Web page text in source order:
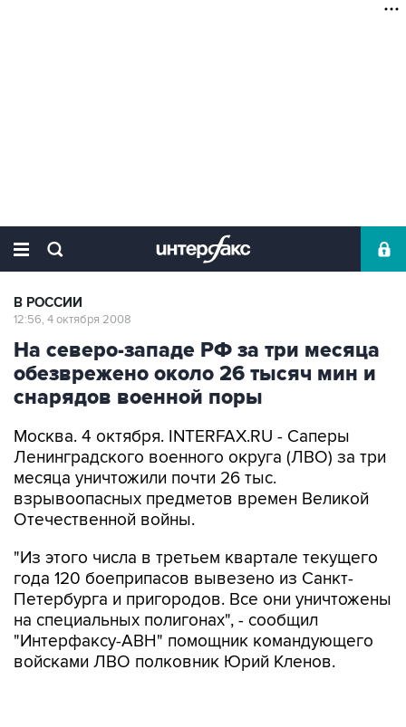
В РОССИИ
12:56, 4 октября 2008
На северо-западе РФ за три месяца
обезврежено около 26 тысяч мин и
снарядов военной поры
Москва. 4 октября. INTERFAX.RU - Саперы
Ленинградского военного округа (ЛВО) за три
месяца уничтожили почти 26 тыс.
взрывоопасных предметов времен Великой
Отечественной войны.
"Из этого числа в третьем квартале текущего
года 120 боеприпасов вывезено из Санкт-
Петербурга и пригородов. Все они уничтожены
на специальных полигонах", - сообщил
"Интерфаксу-АВН" помощник командующего
войсками ЛВО полковник Юрий Кленов.